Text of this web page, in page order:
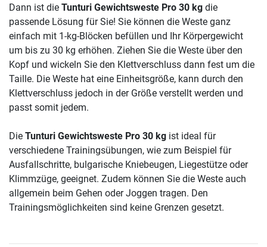
Dann ist die Tunturi Gewichtsweste Pro 30 kg die
passende Lösung für Sie! Sie können die Weste ganz
einfach mit 1-kg-Blöcken befüllen und Ihr Körpergewicht
um bis zu 30 kg erhöhen. Ziehen Sie die Weste über den
Kopf und wickeln Sie den Klettverschluss dann fest um die
Taille. Die Weste hat eine Einheitsgröße, kann durch den
Klettverschluss jedoch in der Größe verstellt werden und
passt somit jedem.
Die Tunturi Gewichtsweste Pro 30 kg ist ideal für
verschiedene Trainingsübungen, wie zum Beispiel für
Ausfallschritte, bulgarische Kniebeugen, Liegestütze oder
Klimmzüge, geeignet. Zudem können Sie die Weste auch
allgemein beim Gehen oder Joggen tragen. Den
Trainingsmöglichkeiten sind keine Grenzen gesetzt.